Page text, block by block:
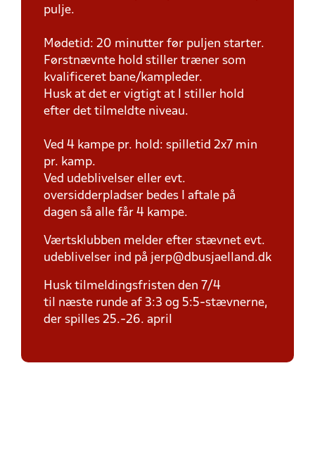
pulje.
Mødetid: 20 minutter før puljen starter.
Førstnævnte hold stiller træner som
kvalificeret bane/kampleder.
Husk at det er vigtigt at I stiller hold
efter det tilmeldte niveau.
Ved 4 kampe pr. hold: spilletid 2x7 min
pr. kamp.
Ved udeblivelser eller evt.
oversidderpladser bedes I aftale på
dagen så alle får 4 kampe.
Værtsklubben melder efter stævnet evt.
udeblivelser ind på jerp@dbusjaelland.dk
Husk tilmeldingsfristen den 7/4
til næste runde af 3:3 og 5:5-stævnerne,
der spilles 25.-26. april